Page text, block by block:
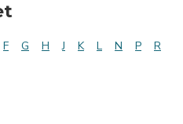
F G H J K L N P
R